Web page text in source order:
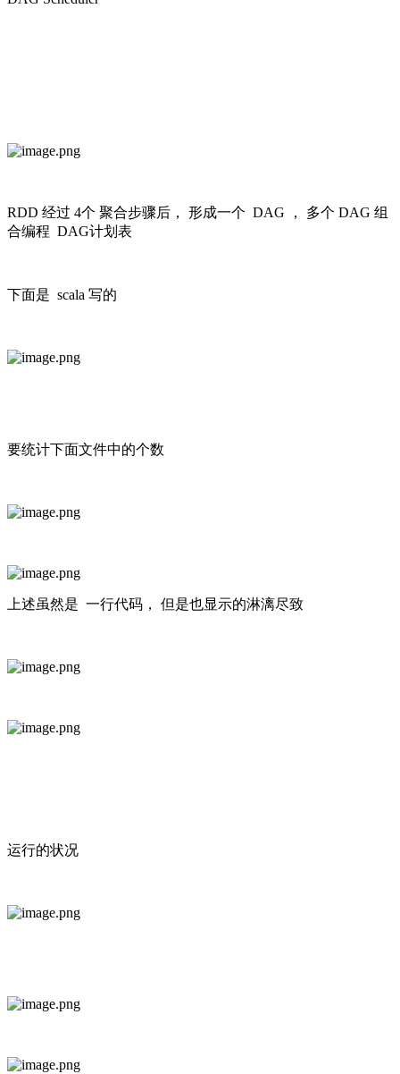
RDD 经过 4个 聚合步骤后， 形成一个 DAG ， 多个 DAG 组
合编程 DAG计划表
下面是 scala 写的
要统计下面文件中的个数
上述虽然是 一行代码， 但是也显示的淋漓尽致
运行的状况